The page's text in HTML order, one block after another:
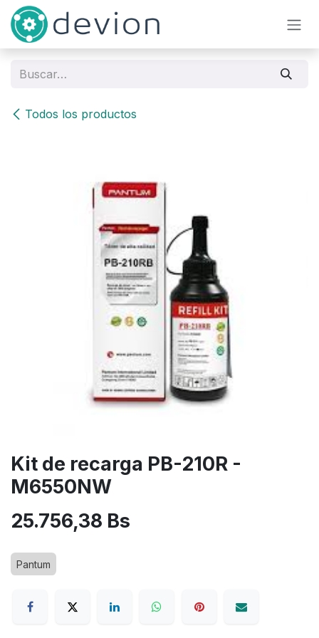
Ir al contenido
Todos los productos
Kit de recarga PB-210R -
M6550NW
25.756,38 Bs
Pantum